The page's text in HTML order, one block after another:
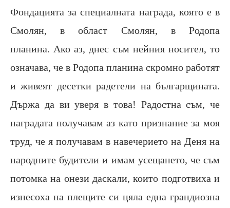
Фондацията за специалната награда, която е в
Смолян, в област Смолян, в Родопа
планина. Ако аз, днес съм нейния носител, то
означава, че в Родопа планина скромно работят
и живеят десетки радетели на българщината.
Държа да ви уверя в това! Радостна съм, че
наградата получавам аз като признание за моя
труд, че я получавам в навечерието на Деня на
народните будители и имам усещането, че съм
потомка на онези даскали, които подготвиха и
изнесоха на плещите си цяла една грандиозна